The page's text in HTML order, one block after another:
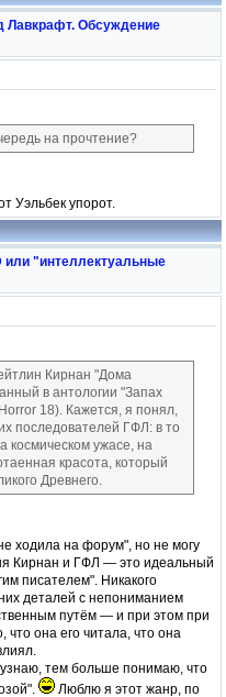
Лавкрафт. Обсуждение
на прочтение?
Уэльбек упорот.
или "интеллектуальные
Кирнан "Дома
в антологии "Запах
18). Кажется, я понял,
последователей ГФЛ: в то
космическом ужасе, на
красота, который
Древнего.
ходила на форум", но не могу
Кирнан и ГФЛ — это идеальный
писателем". Никакого
деталей с непониманием
путём — и при этом при
что она его читала, что она
тем больше понимаю, что
Люблю я этот жанр, по